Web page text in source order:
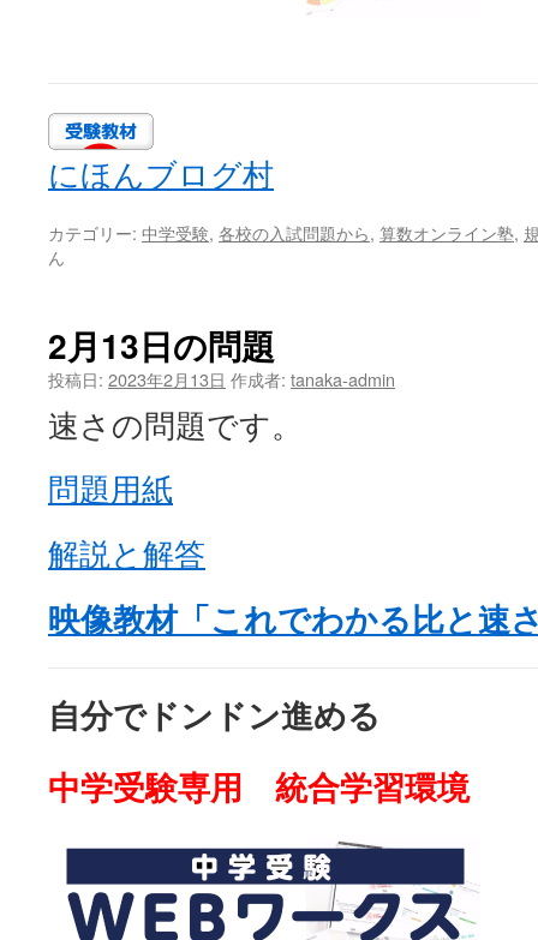
にほんブログ村
カテゴリー: 中学受験, 各校の入試問題から, 算数オンライン塾,
ん
2月13日の問題
投稿日: 2023年2月13日 作成者: tanaka-admin
速さの問題です。
問題用紙
解説と解答
映像教材「これでわかる比と速
自分でドンドン進める
中学受験専用 統合学習環境